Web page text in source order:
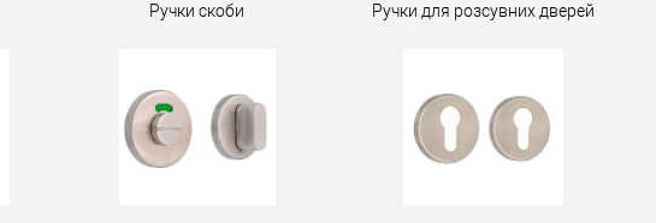
Ручки скоби Ручки для розсувних дверей